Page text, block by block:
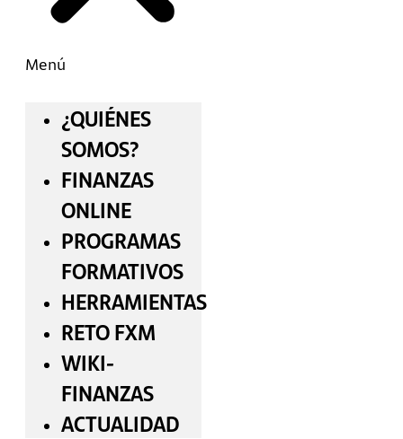
Menú
¿QUIÉNES
SOMOS?
FINANZAS
ONLINE
PROGRAMAS
FORMATIVOS
HERRAMIENTAS
RETO FXM
WIKI-
FINANZAS
ACTUALIDAD